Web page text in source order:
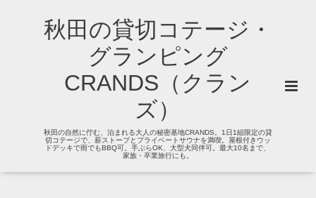
秋田の貸切コテージ・
グランピング
CRANDS（クラン
ズ）
秋田の自然に佇む、泊まれる大人の秘密基地CRANDS。1日1組限定の貸
切コテージで、薪ストーブとプライベートサウナを満喫。屋根付きウッ
ドデッキで雨でもBBQ可。手ぶらOK、大型犬同伴可。最大10名まで、
家族・卒業旅行にも。